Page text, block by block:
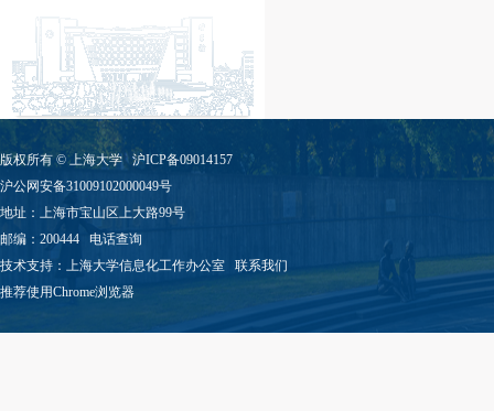
版权所有 ©上海大学
沪ICP备09014157
沪公网安备31009102000049号
地址：上海市宝山区上大路99号
邮编：200444 电话查询
技术支持： 上海大学信息化工作办公室 联系我们
推荐使用Chrome浏览器